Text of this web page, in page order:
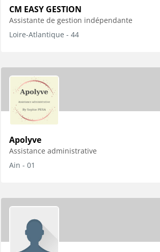
CM EASY GESTION
Assistante de gestion indépendante
Loire-Atlantique - 44
Apolyve
Assistance administrative
Ain - 01